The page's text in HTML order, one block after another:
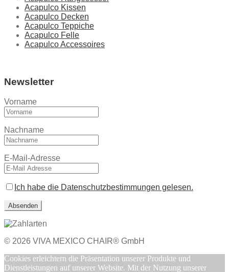
Acapulco Kissen
Acapulco Decken
Acapulco Teppiche
Acapulco Felle
Acapulco Accessoires
Newsletter
Vorname
Nachname
E-Mail-Adresse
Ich habe die Datenschutzbestimmungen gelesen.
© 2026 VIVA MEXICO CHAIR® GmbH
Cookies erleichtern die Präsentation unserer Produkte und
Dienstleistungen auf unserer Website. Mit der Nutzung unserer